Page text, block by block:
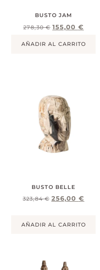
BUSTO JAM
278,30€ 155,00 €
AÑADIR AL CARRITO
BUSTO BELLE
323,84€ 256,00 €
AÑADIR AL CARRITO